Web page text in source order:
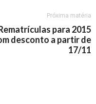
Próxima matéria
para 2015
desconto a partir de
17/11